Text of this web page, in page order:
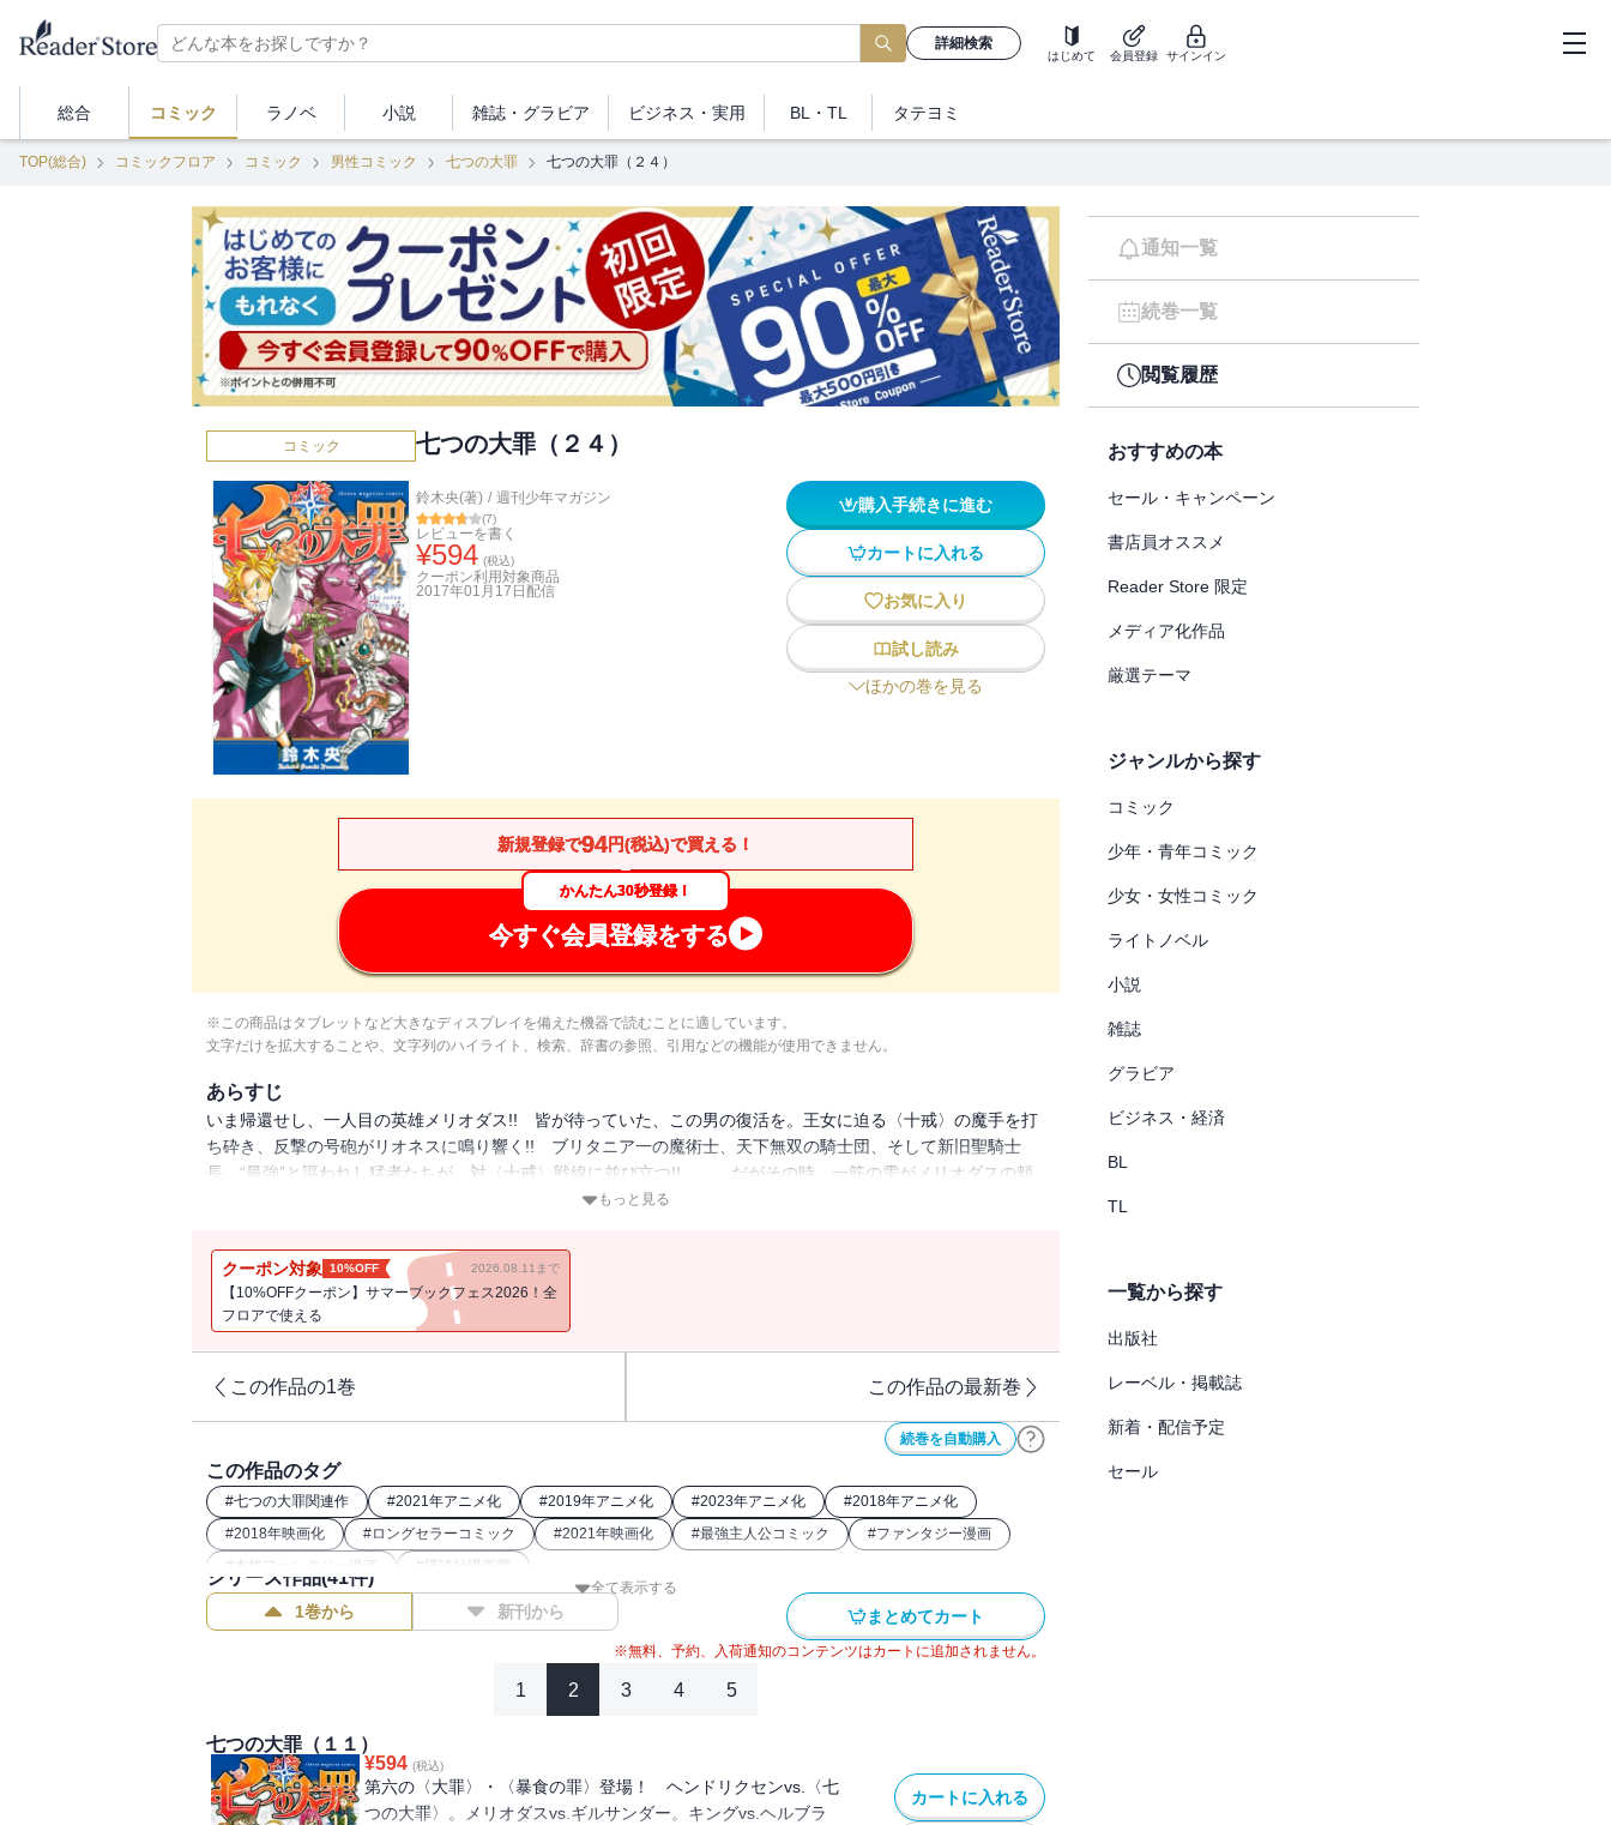
詳細検索
はじめて 会員登録 サインイン
総合 コミック ラノベ 小説 雑誌・ グラビア ビジネス ・実用 BL・TL タテヨミ
TOP(総合) コミックフロア コミック 男性コミック 七つの大罪 七つの大罪（２４）
コミック 七つの大罪（２４）
鈴木央(著) / 週刊少年マガジン
(7)
レビューを書く
¥594 (税込)
クーポン利用対象商品
2017年01月17日 配信
購入手続きに進む
カートに入れる
お気に入り
試し読み
ほかの巻を見る
新規登録で94円(税込)で買える！
かんたん30秒登録！
今すぐ会員登録をする
※この商品はタブレットなど大きなディスプレイを備えた機器で読むことに適しています。
文字だけを拡大することや、文字列のハイライト、検索、辞書の参照、引用などの機能が使用できません。
あらすじ
いま帰還せし、一人目の英雄メリオダス!! 皆が待っていた、この男の復活を。王女に迫る〈十戒〉の魔手を打
ち砕き、反撃の号砲がリオネスに鳴り響く!! ブリタニア一の魔術士、天下無双の騎士団、そして新旧聖騎士
長。“最強”と謳われし猛者たちが、対〈十戒〉戦線に並び立つ!! ……だがその時、一筋の雫がメリオダスの頬
もっと見る
クーポン対象 10%OFF 2026.08.11まで
【10%OFFクーポン】サマーブックフェス2026！全
フロアで使える
この作品の1巻 この作品の最新巻
続巻を自動購入
この作品のタグ
#七つの大罪関連作 #2021年アニメ化 #2019年アニメ化 #2023年アニメ化 #2018年アニメ化
#2018年映画化 #ロングセラーコミック #2021年映画化 #最強主人公コミック #ファンタジー漫画
# 本格ファンタジー漫画 # 講談社漫画賞
全て表示する
シリーズ作品(41件)
1巻から 新刊から まとめてカート
※無料、予約、入荷通知のコンテンツはカートに追加されません。
1 2 3 4 5
七つの大罪（１１）
¥594 (税込)
第六の〈大罪〉・〈暴食の罪〉登場！ ヘンドリクセンvs.〈七
つの大罪〉。メリオダスvs.ギルサンダー。キングvs.ヘルブラ
カートに入れる
通知一覧
続巻一覧
閲覧履歴
おすすめの本
セール・キャンペーン
書店員オススメ
Reader Store 限定
メディア化作品
厳選テーマ
ジャンルから探す
コミック
少年・青年コミック
少女・女性コミック
ライトノベル
小説
雑誌
グラビア
ビジネス・経済
BL
TL
一覧から探す
出版社
レーベル・掲載誌
新着・配信予定
セール